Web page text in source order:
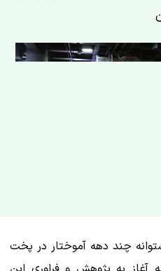
چند دهه آموختار در پخت